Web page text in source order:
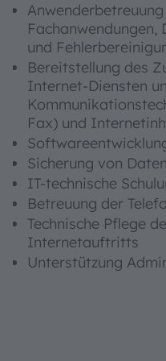
und
Bereitstellung des
Internet-Diensten
Fax) und
Sicherung von
IT-technische
Betreuung der
Technische Pflege
Internetauftritts
Unterstützung